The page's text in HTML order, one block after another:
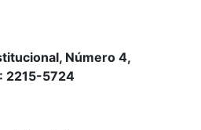
Número 4,
2215-5724